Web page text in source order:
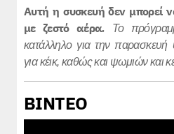
Αυτή η συσκευή δεν μπορεί
με ζεστό αέρα. Το
κατάλληλο για την
για κέικ, καθώς και ψωμιών και
ΒΙΝΤΕΟ